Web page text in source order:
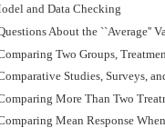
and Data Checking
About the ``Average''
Two Groups,
Studies, Surveys,
More Than Two
Mean Response